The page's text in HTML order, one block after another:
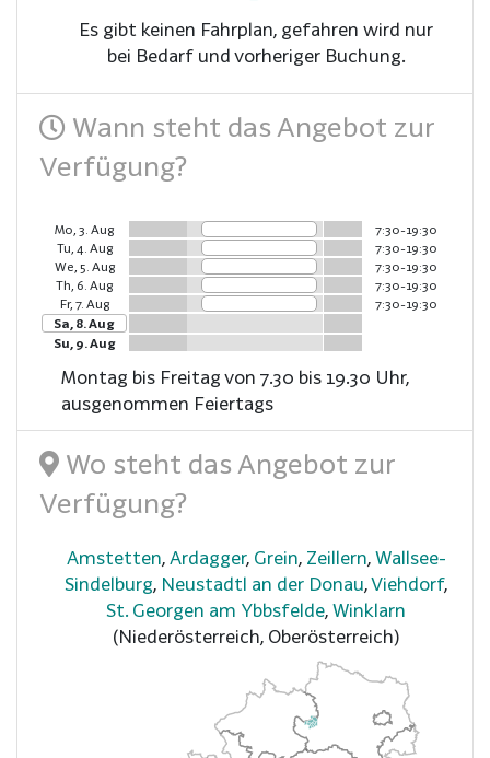
Es gibt keinen Fahrplan, gefahren wird nur
bei Bedarf und vorheriger Buchung.
Wann steht das Angebot zur
Verfügung?
Mo, 3. Aug
7:30-19:30
Tu, 4. Aug
7:30-19:30
We, 5. Aug
7:30-19:30
Th, 6. Aug
7:30-19:30
Fr, 7. Aug
7:30-19:30
Sa, 8. Aug
Su, 9. Aug
Montag bis Freitag von 7.30 bis 19.30 Uhr,
ausgenommen Feiertags
Wo steht das Angebot zur
Verfügung?
Amstetten, Ardagger, Grein, Zeillern, Wallsee-
Sindelburg, Neustadtl an der Donau,Viehdorf,
St. Georgen am Ybbsfelde, Winklarn
(Niederösterreich, Oberösterreich)